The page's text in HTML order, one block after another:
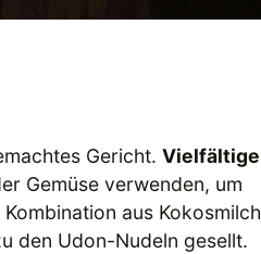
Gericht. Vielfältige
Gemüse verwenden, um
Kombination aus Kokosmilch
den Udon-Nudeln gesellt.